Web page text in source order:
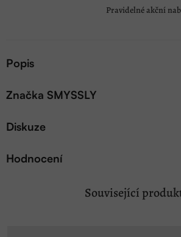
Pravidelné akční
Popis
Značka SMYSSLY
Diskuze
Hodnocení
Související